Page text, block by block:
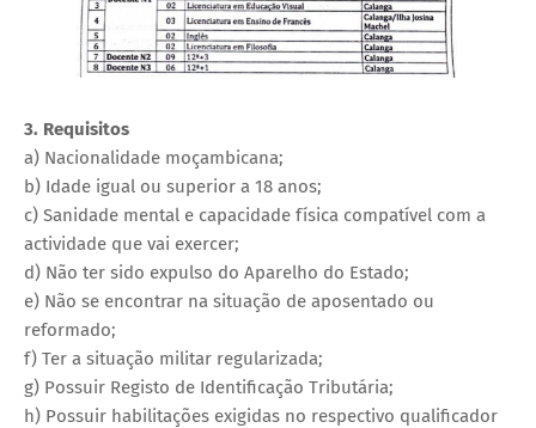
3. Requisitos
a) Nacionalidade moçambicana;
b) Idade igual ou superior a 18 anos;
c) Sanidade mental e capacidade física compatível com a
actividade que vai exercer;
d) Não ter sido expulso do Aparelho do Estado;
e) Não se encontrar na situação de aposentado ou
reformado;
f) Ter a situação militar regularizada;
g) Possuir Registo de Identificação Tributária;
h) Possuir habilitações exigidas no respectivo qualificador